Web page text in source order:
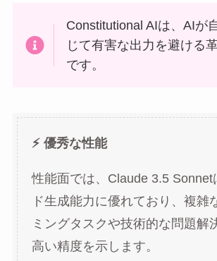
Constitutional AIは、AIが
じて有害な出力を避ける
です。
⚡ 優秀な性能
性能面では、Claude 3.5 Sonnet
ド生成能力に優れており、複雑
ミングタスクや技術的な問題解
高い精度を示します。